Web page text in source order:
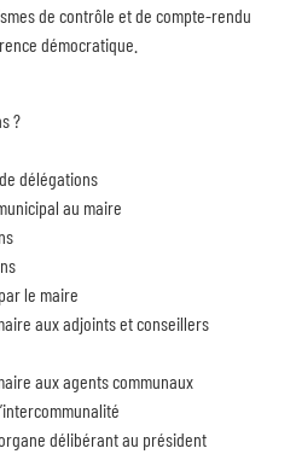
de contrôle et de compte-rendu
démocratique.
?
délégations
au maire
le maire
aux adjoints et conseillers
aux agents communaux
délibérant au président